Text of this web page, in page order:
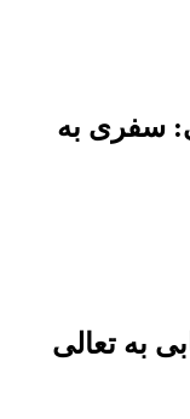
سفری به
به تعالی